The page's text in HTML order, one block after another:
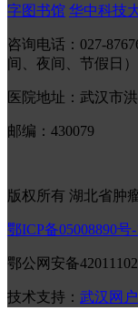
字图书馆 华中科技
咨询电话：027-
间、夜间、节假日）
医院地址：武汉市
邮编：430079
版权所有 湖北省肿
鄂ICP备05008890号-
鄂公网安备
技术支持： 武汉网户